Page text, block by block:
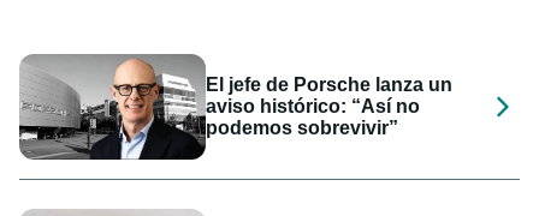
El jefe de Porsche lanza un
aviso histórico: “Así no
podemos sobrevivir”